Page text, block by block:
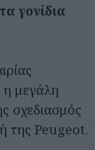
γονίδια
η μεγάλη
σχεδιασμός
της Peugeot.